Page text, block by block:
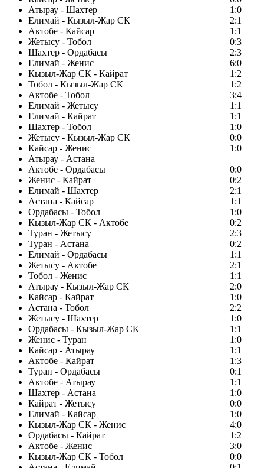
Атырау - Шахтер
1:0
Елимай - Кызыл-Жар СК
2:1
Актобе - Кайсар
1:1
Жетысу - Тобол
0:3
Шахтер - Ордабасы
2:3
Елимай - Женис
6:0
Кызыл-Жар СК - Кайрат
1:2
Тобол - Кызыл-Жар СК
1:2
Актобе - Тобол
3:4
Елимай - Жетысу
1:1
Елимай - Кайрат
1:1
Шахтер - Тобол
1:0
Жетысу - Кызыл-Жар СК
0:0
Кайсар - Женис
1:0
Атырау - Астана
Актобе - Ордабасы
0:0
Женис - Кайрат
0:2
Елимай - Шахтер
2:1
Астана - Кайсар
1:1
Ордабасы - Тобол
1:0
Кызыл-Жар СК - Актобе
0:2
Туран - Жетысу
2:3
Туран - Астана
0:2
Елимай - Ордабасы
1:1
Жетысу - Актобе
2:1
Тобол - Женис
1:1
Атырау - Кызыл-Жар СК
2:0
Кайсар - Кайрат
1:0
Астана - Тобол
2:2
Жетысу - Шахтер
1:0
Ордабасы - Кызыл-Жар СК
1:1
Женис - Туран
1:0
Кайсар - Атырау
1:1
Актобе - Кайрат
1:3
Туран - Ордабасы
0:1
Актобе - Атырау
1:1
Шахтер - Астана
1:0
Кайрат - Жетысу
0:0
Елимай - Кайсар
1:0
Кызыл-Жар СК - Женис
4:0
Ордабасы - Кайрат
1:2
Актобе - Женис
3:0
Кызыл-Жар СК - Тобол
0:0